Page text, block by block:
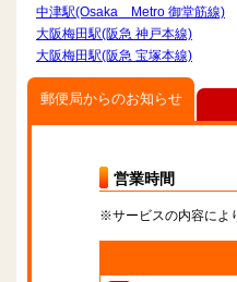
中津駅(Osaka Metro 御堂筋線)
大阪梅田駅(阪急 神戸本線)
大阪梅田駅(阪急 宝塚本線)
郵便局からのお知らせ
営業時間
※サービスの内容によ